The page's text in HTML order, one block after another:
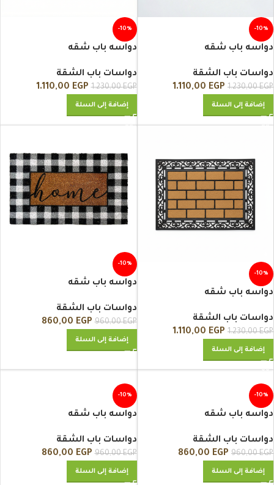
-10%
دواسه باب شقه
دواسات باب الشقة
1.230,00EGP
1.110,00 EGP
إضافة إلى السلة
-10%
دواسه باب شقه
دواسات باب الشقة
1.230,00EGP
1.110,00 EGP
إضافة إلى السلة
-10%
دواسه باب شقه
دواسات باب الشقة
1.230,00EGP
1.110,00 EGP
إضافة إلى السلة
-10%
دواسه باب شقه
دواسات باب الشقة
960,00EGP
860,00 EGP
إضافة إلى السلة
-10%
دواسه باب شقه
دواسات باب الشقة
960,00EGP
860,00 EGP
إضافة إلى السلة
-10%
دواسه باب شقه
دواسات باب الشقة
960,00EGP
860,00 EGP
إضافة إلى السلة